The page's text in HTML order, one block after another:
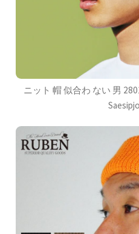
ニット 帽 似合わ ない 男